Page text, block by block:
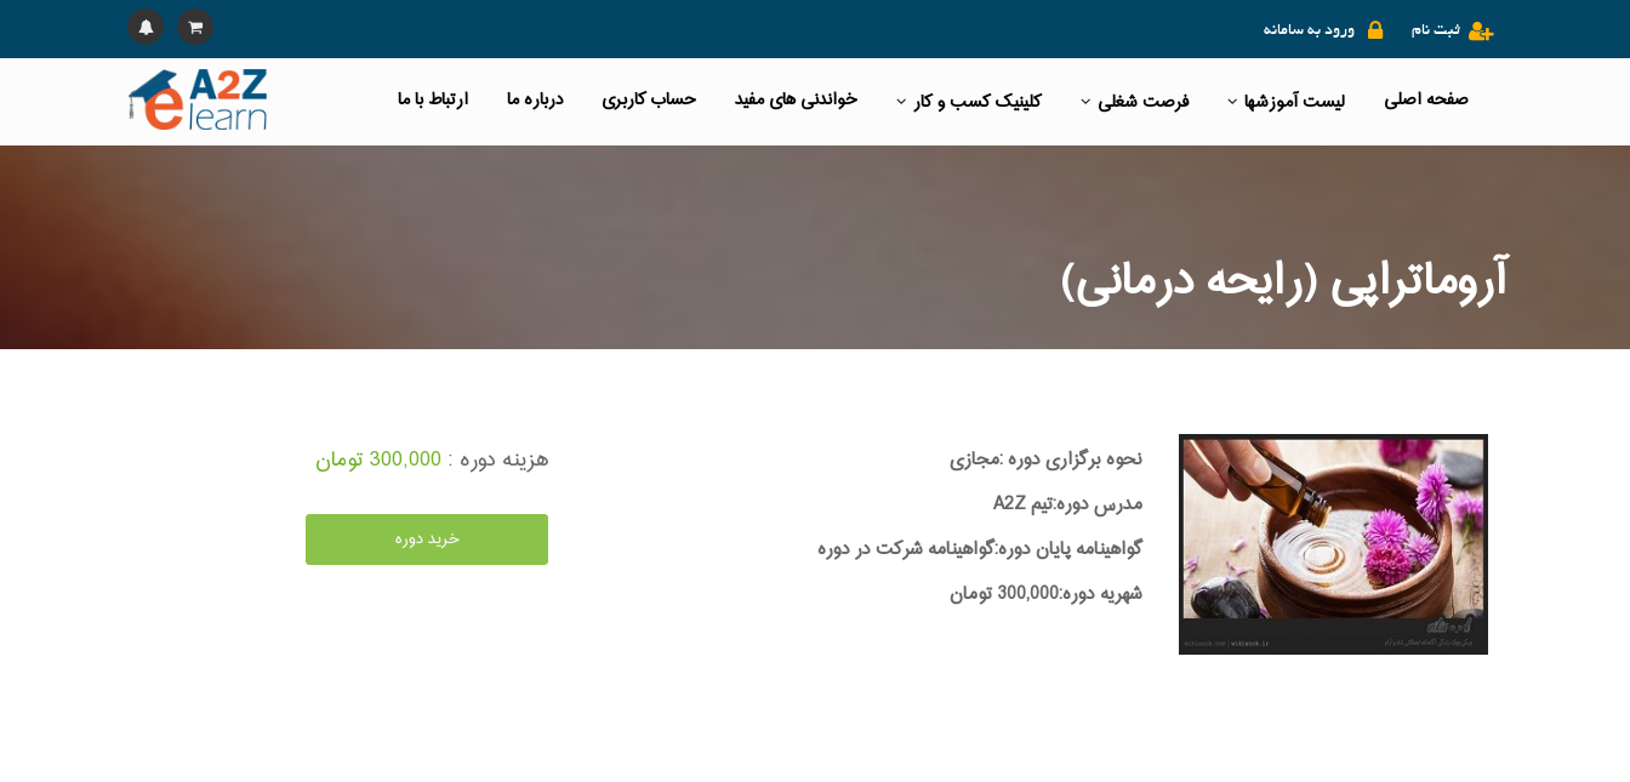
ورود به سامانه ثبت نام
صفحه اصلی لیست آموزشها فرصت شغلی کلینیک کسب و کار خواندنی های مفید حساب کاربری درباره ما ارتباط با ما
آروماتراپی (رایحه درمانی)
نحوه برگزاری دوره :مجازی
مدرس دوره:تیم A2Z
گواهینامه پایان دوره:گواهینامه شرکت در دوره
شهریه دوره:300,000 تومان
هزینه دوره : 300,000 تومان
خرید دوره